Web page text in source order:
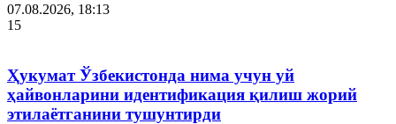
07.08.2026, 18:13
15
Ҳукумат Ўзбекистонда нима учун уй
ҳайвонларини идентификация қилиш жорий
этилаётганини тушунтирди